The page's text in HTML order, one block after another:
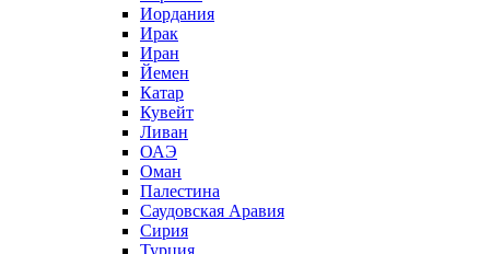
Иордания
Ирак
Иран
Йемен
Катар
Кувейт
Ливан
ОАЭ
Оман
Палестина
Саудовская Аравия
Сирия
Турция